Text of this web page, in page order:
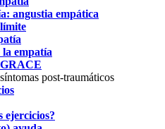
angustia empática
la empatía
post-traumáticos
ejercicios?